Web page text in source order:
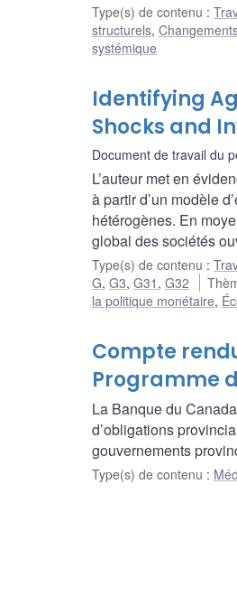
Type(s) de contenu :
structurels,
systémique
Identifying
Shocks and
Document de travail du
L’auteur met en
à partir d’un modèle
hétérogènes. En
global des sociétés
Type(s) de contenu :
G, G3, G31 , G32
la politique monétaire,
Compte
Programme
La Banque du
d’obligations
gouvernements
Type(s) de contenu :